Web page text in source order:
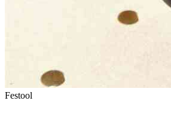
Festool